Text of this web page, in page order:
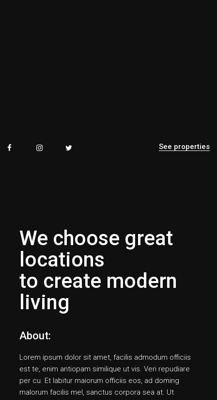
See properties
We choose great
locations
to create modern
living
About:
Lorem ipsum dolor sit amet, facilis admodum officiis
est te, enim antiopam similique ut vis. Veri repudiare
per cu. Et labitur maiorum officiis eos, ad doming
malorum facilis mel, sanctus corpora sea at. Ut